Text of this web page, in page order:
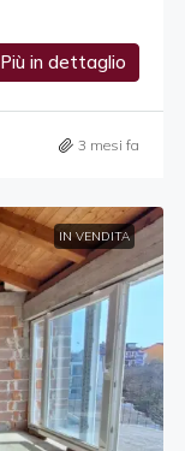
Più in dettaglio
3 mesi fa
IN VENDITA